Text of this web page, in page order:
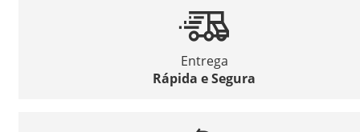
Entrega
Rápida e Segura